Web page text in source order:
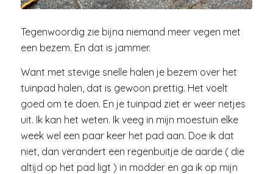
Tegenwoordig zie bijna niemand meer vegen met
een bezem. En dat is jammer.
Want met stevige snelle halen je bezem over het
tuinpad halen, dat is gewoon prettig. Het voelt
goed om te doen. En je tuinpad ziet er weer netjes
uit. Ik kan het weten. Ik veeg in mijn moestuin elke
week wel een paar keer het pad aan. Doe ik dat
niet, dan verandert een regenbuitje de aarde ( die
altijd op het pad ligt ) in modder en ga ik op mijn